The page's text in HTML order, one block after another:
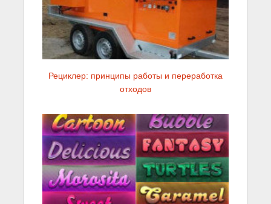
Рециклер: принципы работы и переработка
отходов